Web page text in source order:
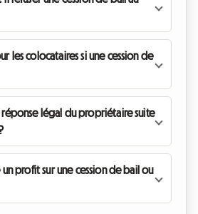
les colocataires si une cession de
légal du propriétaire suite
un profit sur une cession de bail ou